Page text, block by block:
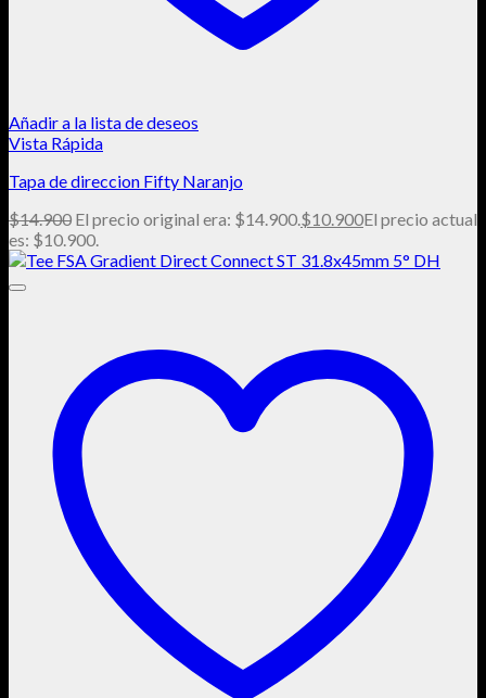
Añadir a la lista de deseos
Vista Rápida
Tapa de direccion Fifty Naranjo
$14.900 El precio original era: $14.900.$10.900El precio actual
es: $10.900.